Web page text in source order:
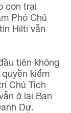
con trai
Phó Chủ
Hilti vẫn
tiên không
kiểm
Chủ Tịch
ở lại Ban
Dự.